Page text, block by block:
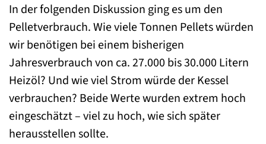
In der folgenden Diskussion ging es um den
Pelletverbrauch. Wie viele Tonnen Pellets würden
wir benötigen bei einem bisherigen
Jahresverbrauch von ca. 27.000 bis 30.000 Litern
Heizöl? Und wie viel Strom würde der Kessel
verbrauchen? Beide Werte wurden extrem hoch
eingeschätzt – viel zu hoch, wie sich später
herausstellen sollte.